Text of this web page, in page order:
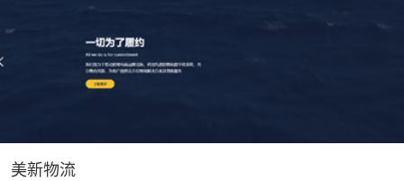
美新物流